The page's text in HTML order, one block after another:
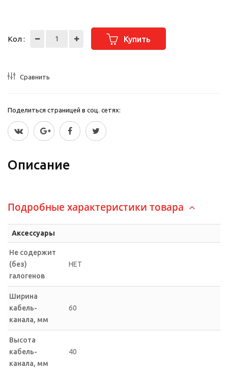
Кол : Купить
Сравнить
Поделиться страницей в соц. сетях:
Описание
Подробные характеристики товара
Аксессуары
Не содержит
(без)
галогенов
НЕТ
Ширина
кабель-
канала, мм
60
Высота
кабель-
канала, мм
40